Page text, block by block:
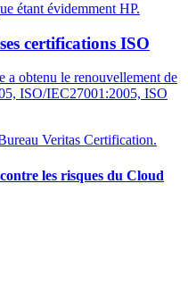
étant évidemment HP.
certifications ISO
obtenu le renouvellement de
ISO/IEC27001:2005, ISO
Veritas Certification.
les risques du Cloud